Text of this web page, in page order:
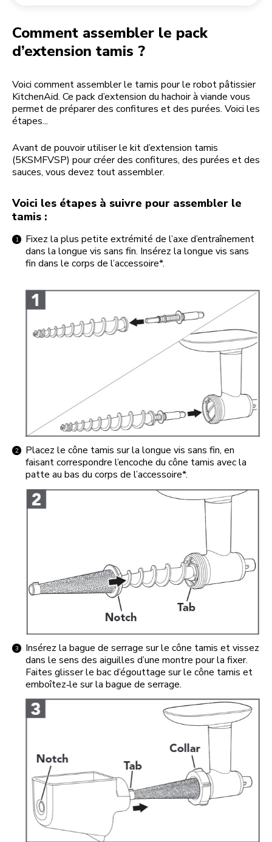
Comment assembler le pack
d’extension tamis ?
Voici comment assembler le tamis pour le robot pâtissier
KitchenAid. Ce pack d’extension du hachoir à viande vous
permet de préparer des confitures et des purées. Voici les
étapes...
Avant de pouvoir utiliser le kit d’extension tamis
(5KSMFVSP) pour créer des confitures, des purées et des
sauces, vous devez tout assembler.
Voici les étapes à suivre pour assembler le
tamis :
Fixez la plus petite extrémité de l’axe d’entraînement
dans la longue vis sans fin. Insérez la longue vis sans
fin dans le corps de l’accessoire*.
Placez le cône tamis sur la longue vis sans fin, en
faisant correspondre l’encoche du cône tamis avec la
patte au bas du corps de l’accessoire*.
Insérez la bague de serrage sur le cône tamis et vissez
dans le sens des aiguilles d’une montre pour la fixer.
Faites glisser le bac d’égouttage sur le cône tamis et
emboîtez‑le sur la bague de serrage.